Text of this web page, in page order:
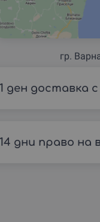
гр.
ден доставка
дни право на